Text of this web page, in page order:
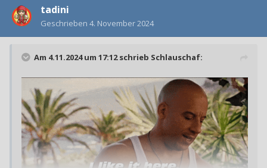
tadini
Geschrieben 4. November 2024
Am 4.11.2024 um 17:12 schrieb Schlauschaf: